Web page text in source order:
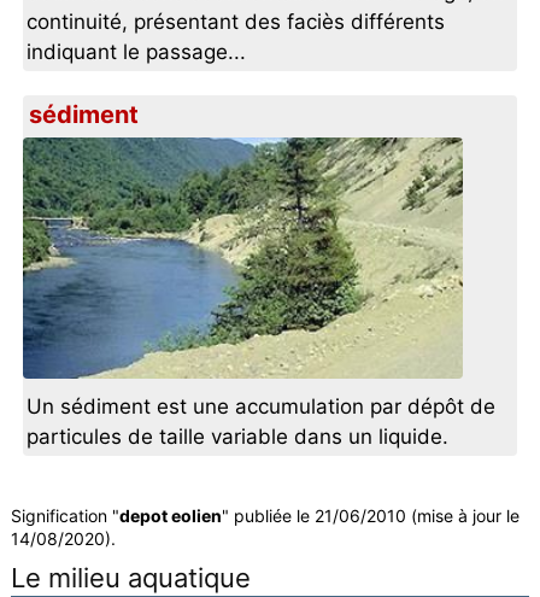
continuité, présentant des faciès différents
indiquant le passage...
sédiment
Un sédiment est une accumulation par dépôt de
particules de taille variable dans un liquide.
Signification "depot eolien" publiée le 21/06/2010 (mise à jour le
14/08/2020).
Le milieu aquatique